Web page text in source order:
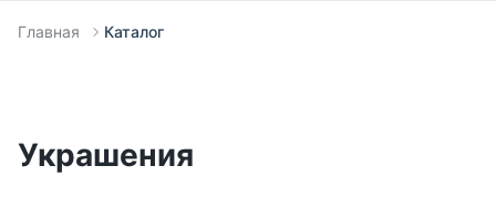
Главная Каталог
Украшения